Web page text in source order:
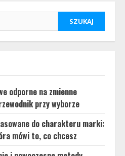
odporne na zmienne
przy wyborze
do charakteru marki:
mówi to, co chcesz